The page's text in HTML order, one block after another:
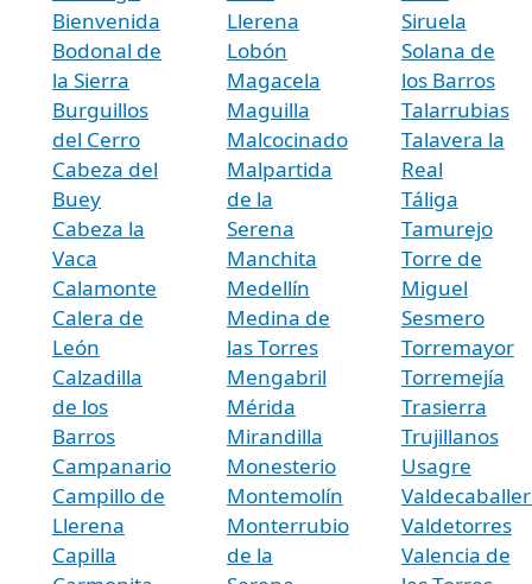
Bienvenida
Bodonal de
la Sierra
Burguillos
del Cerro
Cabeza del
Buey
Cabeza la
Vaca
Calamonte
Calera de
León
Calzadilla
de los
Barros
Campanario
Campillo de
Llerena
Capilla
Llerena
Lobón
Magacela
Maguilla
Malcocinado
Malpartida
de la
Serena
Manchita
Medellín
Medina de
las Torres
Mengabril
Mérida
Mirandilla
Monesterio
Montemolín
Monterrubio
de la
Siruela
Solana de
los Barros
Talarrubias
Talavera la
Real
Táliga
Tamurejo
Torre de
Miguel
Sesmero
Torremayor
Torremejía
Trasierra
Trujillanos
Usagre
Valdetorres
Valencia de